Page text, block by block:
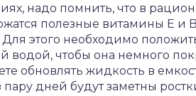
надо помнить, что в
полезные витамины Е и
этого необходимо
водой, чтобы она немного
обновлять жидкость в
пару дней будут заметны